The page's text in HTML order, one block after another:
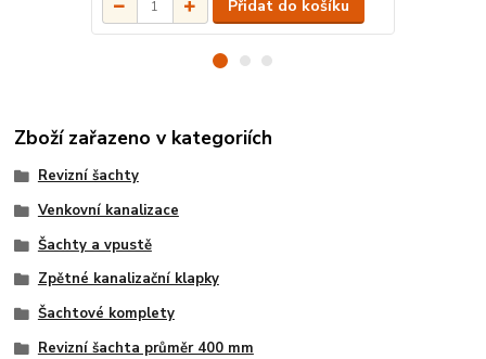
Přidat do košíku
Zboží zařazeno v kategoriích
Revizní šachty
Venkovní kanalizace
Šachty a vpustě
Zpětné kanalizační klapky
Šachtové komplety
Revizní šachta průměr 400 mm